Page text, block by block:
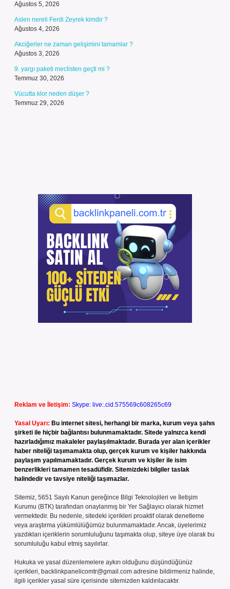
Ağustos 5, 2026
Aslen nereli Ferdi Zeyrek kimdir ?
Ağustos 4, 2026
Akciğerler ne zaman gelişimini tamamlar ?
Ağustos 3, 2026
9. yargı paketi meclisten geçti mi ?
Temmuz 30, 2026
Vücutta klor neden düşer ?
Temmuz 29, 2026
Reklam ve İletişim: Skype: live:.cid.575569c608265c69
Yasal Uyarı: Bu internet sitesi, herhangi bir marka, kurum veya şahıs
şirketi ile hiçbir bağlantısı bulunmamaktadır. Sitede yalnızca kendi
hazırladığımız makaleler paylaşılmaktadır. Burada yer alan içerikler
haber niteliği taşımamakta olup, gerçek kurum ve kişiler hakkında
paylaşım yapılmamaktadır. Gerçek kurum ve kişiler ile isim
benzerlikleri tamamen tesadüfidir. Sitemizdeki bilgiler taslak
halindedir ve tavsiye niteliği taşımazlar.
Sitemiz, 5651 Sayılı Kanun gereğince Bilgi Teknolojileri ve İletişim
Kurumu (BTK) tarafından onaylanmış bir Yer Sağlayıcı olarak hizmet
vermektedir. Bu nedenle, sitedeki içerikleri proaktif olarak denetleme
veya araştırma yükümlülüğümüz bulunmamaktadır. Ancak, üyelerimiz
yazdıkları içeriklerin sorumluluğunu taşımakta olup, siteye üye olarak bu
sorumluluğu kabul etmiş sayılırlar.
Hukuka ve yasal düzenlemelere aykırı olduğunu düşündüğünüz
içerikleri, backlinkpanelicomtr@gmail.com adresine bildirmeniz halinde,
ilgili içerikler yasal süre içerisinde sitemizden kaldırılacaktır.